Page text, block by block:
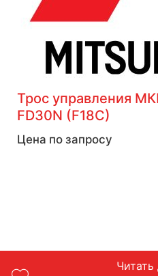
Трос управления
FD30N (F18C)
Цена по запросу
Читать